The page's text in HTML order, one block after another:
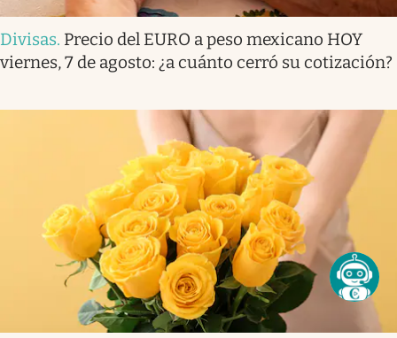
Divisas. Precio del EURO a peso mexicano HOY
viernes, 7 de agosto: ¿a cuánto cerró su cotización?